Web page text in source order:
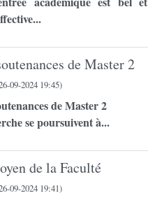
de Master 2
09-2024 19:45)
de Master 2
se poursuivent à...
de la Faculté
09-2024 19:41)